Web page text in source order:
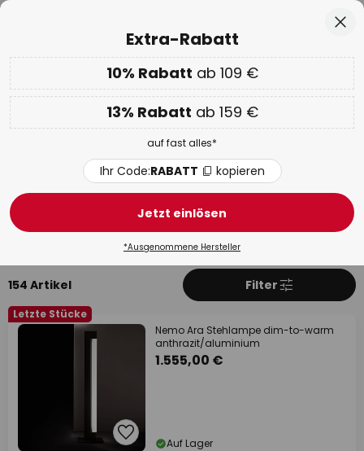
Nur
01D 11H 39M 24S
EXTRA 10% ab 109 € & 13% ab 159 €auf fast alles
Code:RABATT kopieren
WOW Week:Bis zu -70%
Nemo
154 Artikel Filter
Letzte Stücke
Nemo Ara Stehlampe dim-to-warm
anthrazit/aluminium
1.555,00 €
Auf Lager
Extra-Rabatt
10% Rabatt ab 109 €
13% Rabatt ab 159 €
auf fast alles*
Ihr Code:RABATT kopieren
Jetzt einlösen
*Ausgenommene Hersteller